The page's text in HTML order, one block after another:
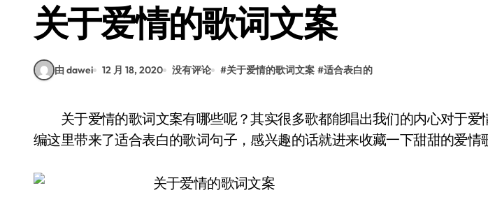
荣耀Magic8 RSR炸场！黑科技新功能+神价优惠，潮人速看评测！
关于爱情的歌词文案
由 dawei 12 月 18, 2020 没有评论 #关于爱情的歌词文案 #适合表白的
关于爱情的歌词文案有哪些呢？其实很多歌都能唱出我们的内心对于爱情的看法，所以的小
编这里带来了适合表白的歌词句子，感兴趣的话就进来收藏一下甜甜的爱情